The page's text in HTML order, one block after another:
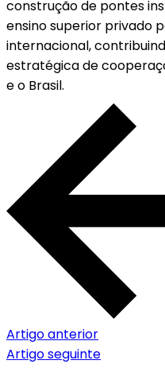
construção de pontes
ensino superior privado
internacional,
estratégica de
e o Brasil.
Artigo anterior
Artigo seguinte